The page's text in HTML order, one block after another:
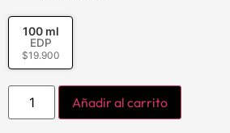
100 ml
EDP
$19.900
Añadir al carrito